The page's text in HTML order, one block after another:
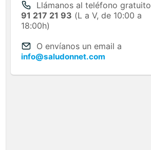
Llámanos al teléfono gratuito
91 217 21 93 (L a V, de 10:00 a
18:00h)
O envíanos un email a
info@saludonnet.com